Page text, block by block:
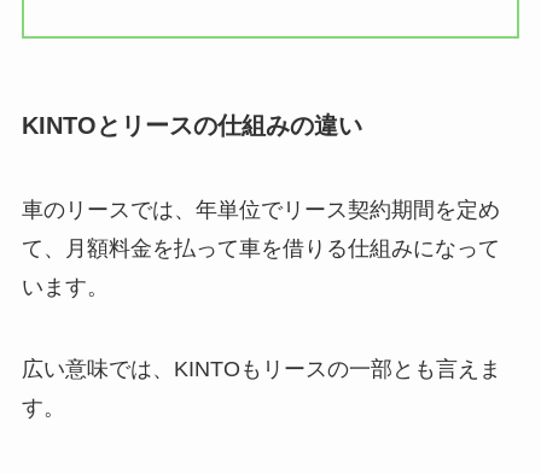
KINTOとリースの仕組みの違い
車のリースでは、年単位でリース契約期間を定め
て、月額料金を払って車を借りる仕組みになって
います。
広い意味では、KINTOもリースの一部とも言えま
す。